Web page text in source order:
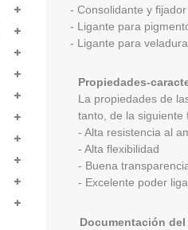
- Consolidante y
- Ligante para
- L igante para
Propiedades-
La propiedades de
tanto, de la siguiente
- Alta resistencia al
- Alta flexibilidad
- Buena
- Excelente
Documentación del